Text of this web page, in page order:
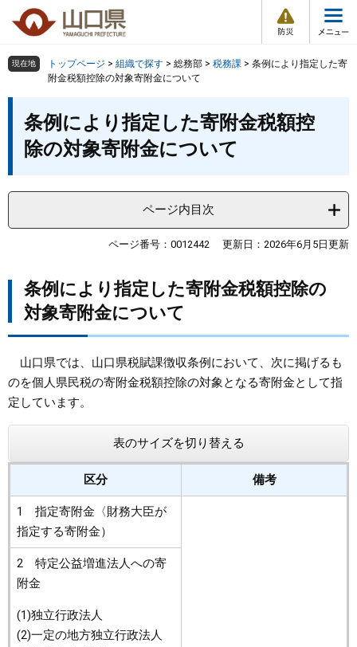
の
頭
ー
飛
情
報
メ
ュ
組織で探す
教育・文化・スポーツ
まちづくり
県政情報
検索の仕方 組織で探す サイトマップで探す
現在地 トップページ > 組織で探す > 総務部 > 税務課 > 条例により指定した寄
附金税額控除の対象寄附金について
条例により指定した寄附金税額控
除の対象寄附金について
ページ内目次
ページ番号：0012442 更新日：2026年6月5日更新
条例により指定した寄附金税額控除の
対象寄附金について
山口県では、山口県税賦課徴収条例において、次に掲げるも
のを個人県民税の寄附金税額控除の対象となる寄附金として指
定しています。
表のサイズを切り替える
区分 備考
1 指定寄附金〈財務大臣が
指定する寄附金）
2 特定公益増進法人への寄
附金
(1)独立行政法人
(2)一定の地方独立行政法人